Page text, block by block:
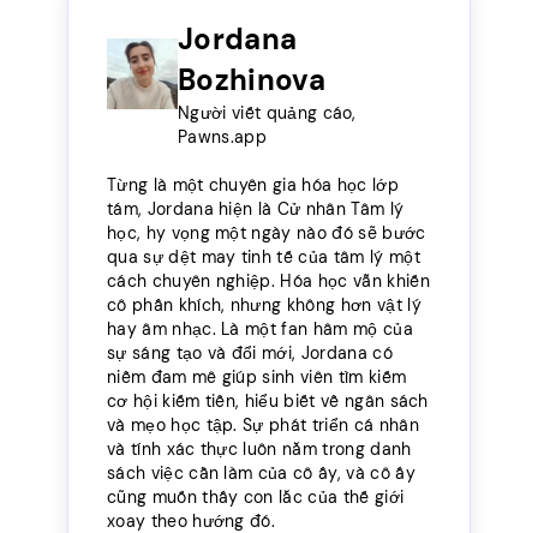
Jordana
Bozhinova
Người viết quảng cáo,
Pawns.app
Từng là một chuyên gia hóa học lớp
tám, Jordana hiện là Cử nhân Tâm lý
học, hy vọng một ngày nào đó sẽ bước
qua sự dệt may tinh tế của tâm lý một
cách chuyên nghiệp. Hóa học vẫn khiến
cô phấn khích, nhưng không hơn vật lý
hay âm nhạc. Là một fan hâm mộ của
sự sáng tạo và đổi mới, Jordana có
niềm đam mê giúp sinh viên tìm kiếm
cơ hội kiếm tiền, hiểu biết về ngân sách
và mẹo học tập. Sự phát triển cá nhân
và tính xác thực luôn nằm trong danh
sách việc cần làm của cô ấy, và cô ấy
cũng muốn thấy con lắc của thế giới
xoay theo hướng đó.